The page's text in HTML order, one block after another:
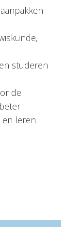
studeren
de
en leren